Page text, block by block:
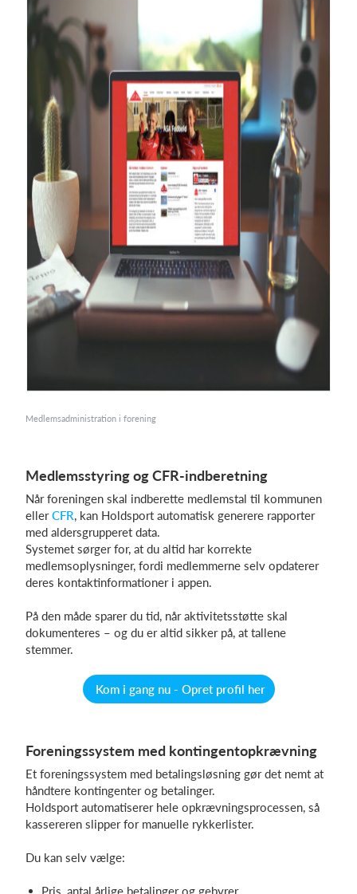
Medlemsadministration i forening
Medlemsstyring og CFR-indberetning
Når foreningen skal indberette medlemstal til kommunen
ellerCFR, kan Holdsport automatisk generere rapporter
med aldersgrupperet data.
Systemet sørger for, at du altid har korrekte
medlemsoplysninger, fordi medlemmerne selv opdaterer
deres kontaktinformationer i appen.
På den måde sparer du tid, når aktivitetsstøtte skal
dokumenteres – og du er altid sikker på, at tallene
stemmer.
Kom i gang nu - Opret profil her
Foreningssystem med kontingentopkrævning
Et foreningssystem med betalingsløsning gør det nemt at
håndtere kontingenter og betalinger.
Holdsport automatiserer hele opkrævningsprocessen, så
kassereren slipper for manuelle rykkerlister.
Du kan selv vælge:
Pris, antal årlige betalinger og gebyrer